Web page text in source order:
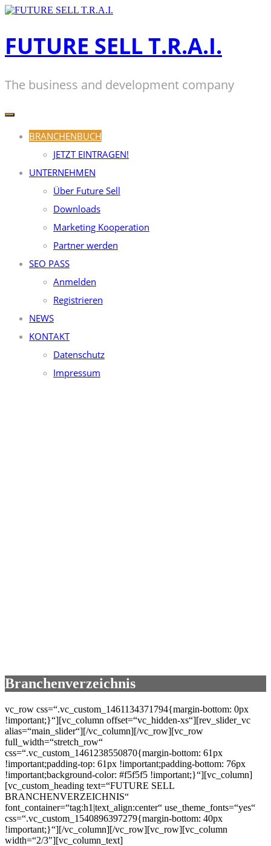
Zum
FUTURE SELL T.R.A.I.
The business and development company
BRANCHENBUCH
JETZT EINTRAGEN!
UNTERNEHMEN
Über Future Sell
Downloads
Marketing Kooperation
Partner werden
SEO PASS
Anmelden
Registrieren
NEWS
KONTAKT
Datenschutz
Impressum
Branchenverzeichnis
vc_row css=“.vc_custom_1461134371794{margin-bottom: 0px
!important;}“][vc_column offset=“vc_hidden-xs“][rev_slider_vc
alias=“main_slider“][/vc_column][/vc_row][vc_row
full_width=“stretch_row“
css=“.vc_custom_1461238550870{margin-bottom: 61px
!important;padding-top: 61px !important;padding-bottom: 76px
!important;background-color: #f5f5f5 !important;}“][vc_column]
[vc_custom_heading text=“FUTURE SELL
BRANCHENVERZEICHNIS“
font_container=“tag:h1|text_align:center“ use_theme_fonts=“yes“
css=“.vc_custom_1540896397279{margin-bottom: 40px
!important;}“][/vc_column][/vc_row][vc_row][vc_column
width=“2/3″][vc_column_text]